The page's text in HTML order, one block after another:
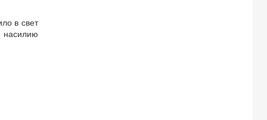
в свет
насилию